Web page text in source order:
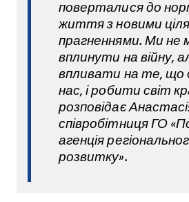
поверталися до
життя з новими
прагненнями. Ми не
вплинути на війну,
впливати на те, що
нас, і робити світ
розповідає
співробітниця ГО
агенція
розвитку».